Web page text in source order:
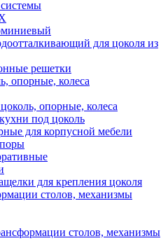
для цоколя из
решетки
опорные, колеса
опорные, колеса
под цоколь
для корпусной мебели
для крепления цоколя
столов, механизмы
столов, механизмы